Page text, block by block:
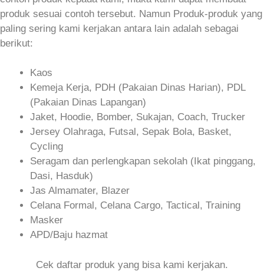
produk sesuai contoh tersebut. Namun Produk-produk yang
paling sering kami kerjakan antara lain adalah sebagai
berikut:
Kaos
Kemeja Kerja, PDH (Pakaian Dinas Harian), PDL
(Pakaian Dinas Lapangan)
Jaket, Hoodie, Bomber, Sukajan, Coach, Trucker
Jersey Olahraga, Futsal, Sepak Bola, Basket,
Cycling
Seragam dan perlengkapan sekolah (Ikat pinggang,
Dasi, Hasduk)
Jas Almamater, Blazer
Celana Formal, Celana Cargo, Tactical, Training
Masker
APD/Baju hazmat
Cek daftar produk yang bisa kami kerjakan.